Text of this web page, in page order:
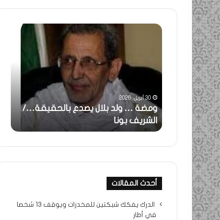
بالحقيقة…/
خاصة
جميعا…/
الشيخ
التراد
محمد
31 مايو، 2025
خاطرة : تحية تقدير خاصة لكم
جميعا…/ الشيخ التراد محمد
أحدث المقالات
الدرك يفكك شبكتين للمخدرات ويوقف 13 شخصا
في أطار